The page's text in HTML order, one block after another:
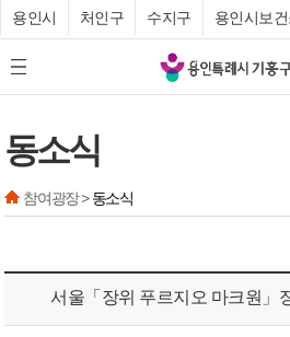
용인시 처인구 수지구 용인시보
모바일 메뉴 버튼
기
흥
동소식
참여광장 >동소식
서울「장위 푸르지오 마크원」